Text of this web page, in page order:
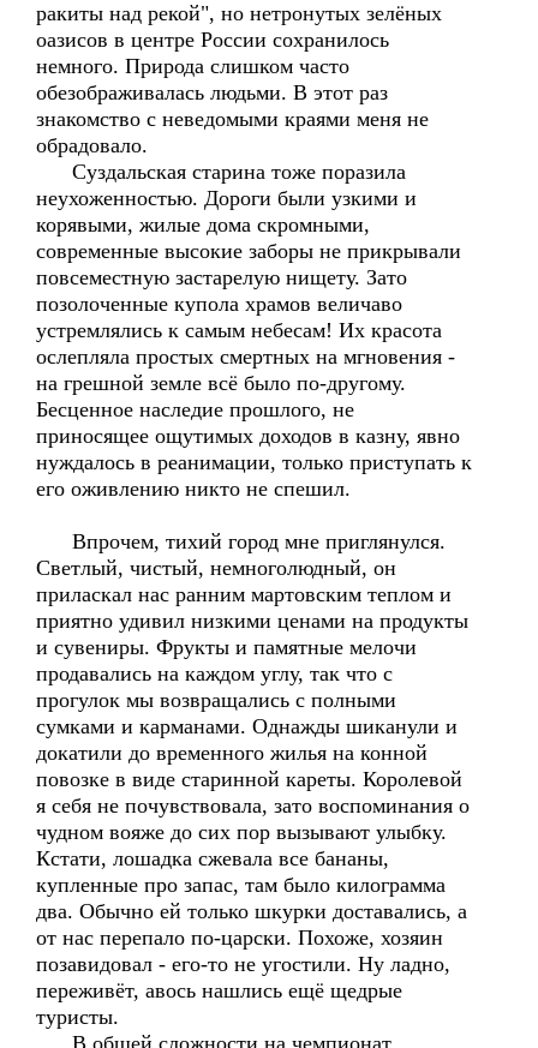
ракиты над рекой", но нетронутых зелёных
оазисов в центре России сохранилось
немного. Природа слишком часто
обезображивалась людьми. В этот раз
знакомство с неведомыми краями меня не
обрадовало.
Суздальская старина тоже поразила
неухоженностью. Дороги были узкими и
корявыми, жилые дома скромными,
современные высокие заборы не прикрывали
повсеместную застарелую нищету. Зато
позолоченные купола храмов величаво
устремлялись к самым небесам! Их красота
ослепляла простых смертных на мгновения -
на грешной земле всё было по-другому.
Бесценное наследие прошлого, не
приносящее ощутимых доходов в казну, явно
нуждалось в реанимации, только приступать к
его оживлению никто не спешил.
Впрочем, тихий город мне приглянулся.
Светлый, чистый, немноголюдный, он
приласкал нас ранним мартовским теплом и
приятно удивил низкими ценами на продукты
и сувениры. Фрукты и памятные мелочи
продавались на каждом углу, так что с
прогулок мы возвращались с полными
сумками и карманами. Однажды шиканули и
докатили до временного жилья на конной
повозке в виде старинной кареты. Королевой
я себя не почувствовала, зато воспоминания о
чудном вояже до сих пор вызывают улыбку.
Кстати, лошадка сжевала все бананы,
купленные про запас, там было килограмма
два. Обычно ей только шкурки доставались, а
от нас перепало по-царски. Похоже, хозяин
позавидовал - его-то не угостили. Ну ладно,
переживёт, авось нашлись ещё щедрые
туристы.
В общей сложности на чемпионат